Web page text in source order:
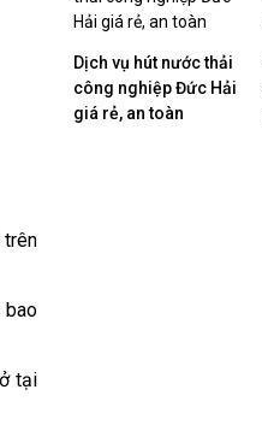
bao
tại
Dịch vụ hút nước thải
công nghiệp Đức Hải
giá rẻ, an toàn